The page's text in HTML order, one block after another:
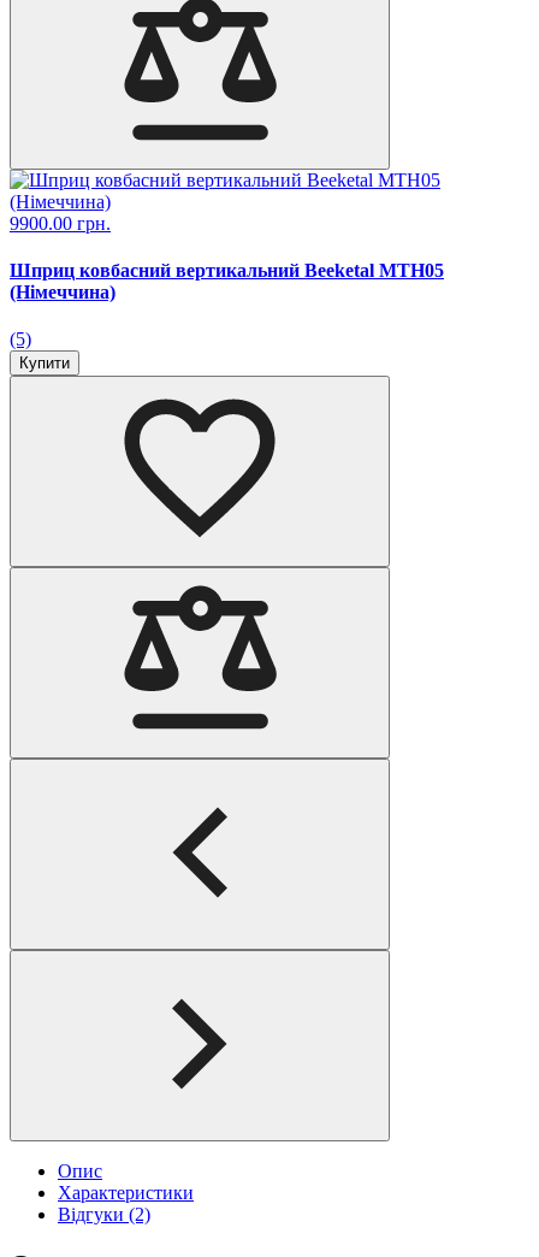
9900.00 грн.
Шприц ковбасний вертикальний Beeketal MTH05
(Німеччина)
(5)
Купити
Опис
Характеристики
Відгуки (2)